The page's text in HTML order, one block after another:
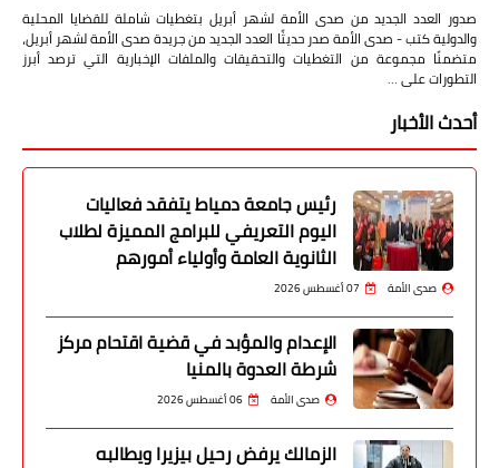
صدور العدد الجديد من صدى الأمة لشهر أبريل بتغطيات شاملة للقضايا المحلية
والدولية كتب - صدى الأمة صدر حديثًا العدد الجديد من جريدة صدى الأمة لشهر أبريل،
متضمنًا مجموعة من التغطيات والتحقيقات والملفات الإخبارية التي ترصد أبرز
التطورات على …
أحدث الأخبار
رئيس جامعة دمياط يتفقد فعاليات
اليوم التعريفي للبرامج المميزة لطلاب
الثانوية العامة وأولياء أمورهم
صدى الأمة 07 أغسطس 2026
الإعدام والمؤبد في قضية اقتحام مركز
شرطة العدوة بالمنيا
صدى الأمة 06 أغسطس 2026
الزمالك يرفض رحيل بيزيرا ويطالبه